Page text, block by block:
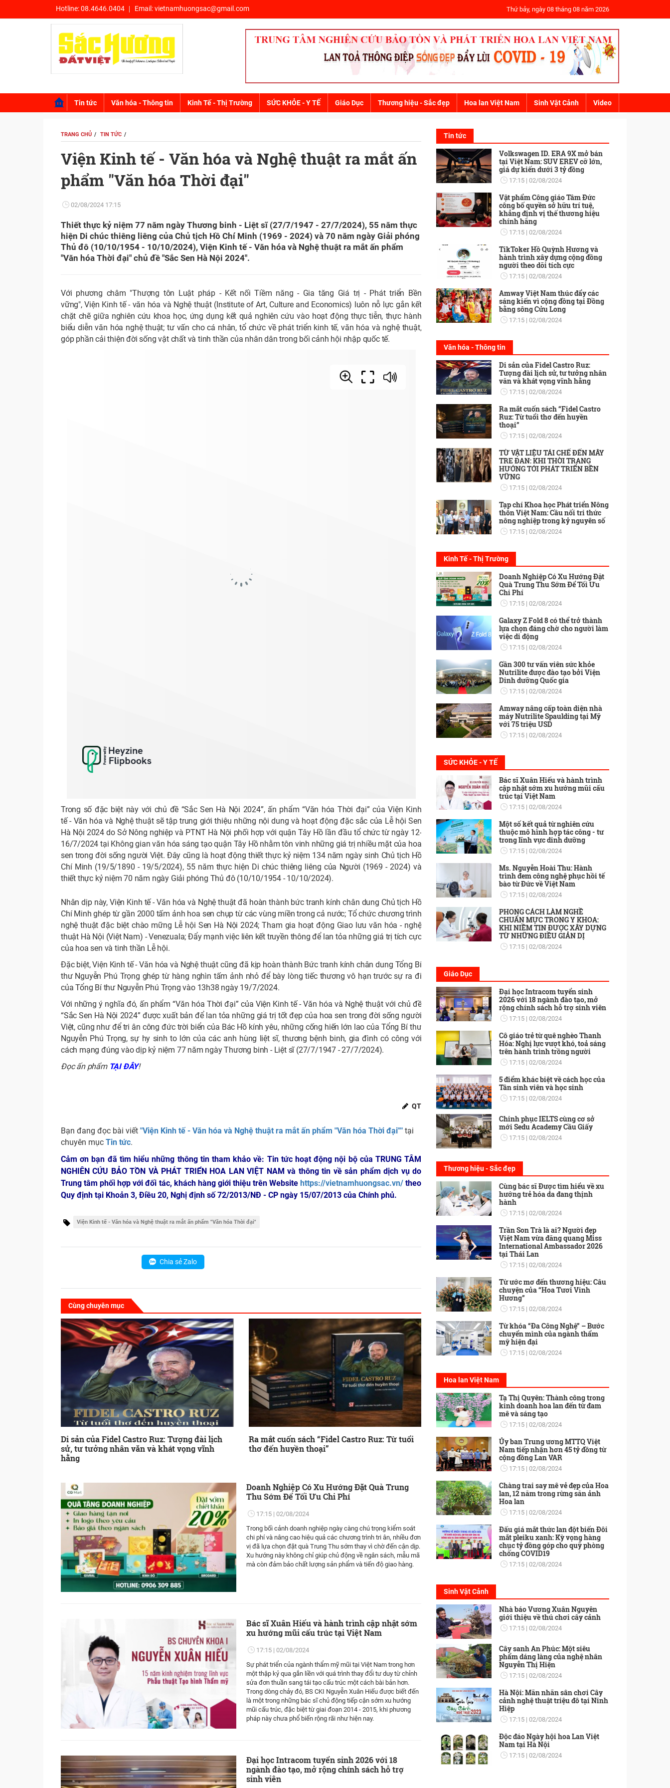
Hotline:08.4646.0404 Email:vietnamhuongsac@gmail.com Thứ bảy, ngày 08 tháng 08 năm 2026
Tin tức Văn hóa - Thông tin Kinh Tế - Thị Trường SỨC KHỎE - Y TẾ Giáo Dục Thương hiệu - Sắc đẹp Hoa lan Việt Nam Sinh Vật Cảnh Video
TRANG CHỦ TIN TỨC
Viện Kinh tế - Văn hóa và Nghệ thuật ra mắt ấn
phẩm "Văn hóa Thời đại"
02/08/2024 17:15
Thiết thực kỷ niệm 77 năm ngày Thương binh - Liệt sĩ (27/7/1947 - 27/7/2024), 55 năm thực
hiện Di chúc thiêng liêng của Chủ tịch Hồ Chí Minh (1969 - 2024) và 70 năm ngày Giải phóng
Thủ đô (10/10/1954 - 10/10/2024), Viện Kinh tế - Văn hóa và Nghệ thuật ra mắt ấn phẩm
"Văn hóa Thời đại" chủ đề "Sắc Sen Hà Nội 2024".
Với phương châm "Thượng tôn Luật pháp - Kết nối Tiềm năng - Gia tăng Giá trị - Phát triển Bền
vững", Viện Kinh tế - văn hóa và Nghệ thuật (Institute of Art, Culture and Economics) luôn nỗ lực gắn kết
chặt chẽ giữa nghiên cứu khoa học, ứng dụng kết quả nghiên cứu vào hoạt động thực tiễn, thực hành
biểu diễn văn hóa nghệ thuật; tư vấn cho cá nhân, tổ chức về phát triển kinh tế, văn hóa và nghệ thuật,
góp phần cải thiện đời sống vật chất và tinh thần của nhân dân trong bối cảnh hội nhập quốc tế.
Trong số đặc biệt này với chủ đề “Sắc Sen Hà Nội 2024”, ấn phẩm “Văn hóa Thời đại” của Viện Kinh
tế - Văn hóa và Nghệ thuật sẽ tập trung giới thiệu những nội dung và hoạt động đặc sắc của Lễ hội Sen
Hà Nội 2024 do Sở Nông nghiệp và PTNT Hà Nội phối hợp với quận Tây Hồ lần đầu tổ chức từ ngày 12-
16/7/2024 tại Không gian văn hóa sáng tạo quận Tây Hồ nhằm tôn vinh những giá trị nhiều mặt của hoa
sen trong đời sống người Việt. Đây cũng là hoạt động thiết thực kỷ niệm 134 năm ngày sinh Chủ tịch Hồ
Chí Minh (19/5/1890 - 19/5/2024), 55 năm thực hiện Di chúc thiêng liêng của Người (1969 - 2024) và
thiết thực kỷ niệm 70 năm ngày Giải phóng Thủ đô (10/10/1954 - 10/10/2024).
Nhân dịp này, Viện Kinh tế - Văn hóa và Nghệ thuật đã hoàn thành bức tranh kính chân dung Chủ tịch Hồ
Chí Minh ghép từ gần 2000 tấm ảnh hoa sen chụp từ các vùng miền trong cả nước; Tổ chức chương trình
nghệ thuật đặc biệt chào mững Lễ hội Sen Hà Nội 2024; Tham gia hoạt động Giao lưu văn hóa - nghệ
thuật Hà Nội (Việt Nam) - Venezuala; Đẩy mạnh việc liên kết truyền thông để lan tỏa những giá trị tích cực
của hoa sen và tinh thần Lễ hội.
Đặc biệt, Viện Kinh tế - Văn hóa và Nghệ thuật cũng đã kịp hoàn thành Bức tranh kính chân dung Tổng Bí
thư Nguyễn Phú Trọng ghép từ hàng nghìn tấm ảnh nhỏ để bày lòng tiếc thương vô hạn trước sự ra đi
của Tổng Bí thư Nguyễn Phú Trọng vào 13h38 ngày 19/7/2024.
Với những ý nghĩa đó, ấn phẩm “Văn hóa Thời đại” của Viện Kinh tế - Văn hóa và Nghệ thuật với chủ đề
“Sắc Sen Hà Nội 2024” được xuất bản để lan tỏa những giá trị tốt đẹp của hoa sen trong đời sống người
Việt, cũng như để tri ân công đức trời biển của Bác Hồ kính yêu, những cống hiến lớn lao của Tổng Bí thư
Nguyễn Phú Trọng, sự hy sinh to lớn của các anh hùng liệt sĩ, thương bệnh binh, gia đình có công với
cách mạng đúng vào dịp kỷ niệm 77 năm ngày Thương binh - Liệt sĩ (27/7/1947 - 27/7/2024).
Đọc ấn phẩm TẠI ĐÂY!
QT
Bạn đang đọc bài viết "Viện Kinh tế - Văn hóa và Nghệ thuật ra mắt ấn phẩm "Văn hóa Thời đại"" tại
chuyên mục Tin tức.
Cảm ơn bạn đã tìm hiểu những thông tin tham khảo về: Tin tức hoạt động nội bộ của TRUNG TÂM
NGHIÊN CỨU BẢO TỒN VÀ PHÁT TRIỂN HOA LAN VIỆT NAM và thông tin về sản phẩm dịch vụ do
Trung tâm phối hợp với đối tác, khách hàng giới thiệu trên Websitehttps://vietnamhuongsac.vn/ theo
Quy định tại Khoản 3, Điều 20, Nghị định số 72/2013/NĐ - CP ngày 15/07/2013 của Chính phủ.
Viện Kinh tế - Văn hóa và Nghệ thuật ra mắt ấn phẩm "Văn hóa Thời đại"
Chia sẻ Zalo
Cùng chuyên mục
Di sản của Fidel Castro Ruz: Tượng đài lịch
sử, tư tưởng nhân văn và khát vọng vĩnh
hằng
Ra mắt cuốn sách “Fidel Castro Ruz: Từ tuổi
thơ đến huyền thoại”
Doanh Nghiệp Có Xu Hướng Đặt Quà Trung
Thu Sớm Để Tối Ưu Chi Phí
17:15
02/08/2024
Trong bối cảnh doanh nghiệp ngày càng chú trọng kiểm soát
chi phí và nâng cao hiệu quả các chương trình tri ân, nhiều đơn
vị đã lựa chọn đặt quà Trung Thu sớm thay vì chờ đến cận dịp.
Xu hướng này không chỉ giúp chủ động về ngân sách, mẫu mã
mà còn đảm bảo chất lượng sản phẩm và tiến độ giao hàng.
Bác sĩ Xuân Hiếu và hành trình cập nhật sớm
xu hướng mũi cấu trúc tại Việt Nam
17:15
02/08/2024
Sự phát triển của ngành thẩm mỹ mũi tại Việt Nam trong hơn
một thập kỷ qua gắn liền với quá trình thay đổi tư duy từ chỉnh
sửa đơn thuần sang tái tạo cấu trúc một cách bài bản hơn.
Trong dòng chảy đó, BS CKI Nguyễn Xuân Hiếu được biết đến
là một trong những bác sĩ chủ động tiếp cận sớm xu hướng
mũi cấu trúc, đặc biệt từ giai đoạn 2014 - 2015, khi phương
pháp này chưa phổ biến rộng rãi như hiện nay.
Đại học Intracom tuyển sinh 2026 với 18
ngành đào tạo, mở rộng chính sách hỗ trợ
sinh viên
Tin tức
Volkswagen ID. ERA 9X mở bán
tại Việt Nam: SUV EREV cỡ lớn,
giá dự kiến dưới 3 tỷ đồng
17:15 02/08/2024
Vật phẩm Công giáo Tâm Đức
công bố quyền sở hữu trí tuệ,
khẳng định vị thế thương hiệu
chính hãng
17:15 02/08/2024
TikToker Hồ Quỳnh Hương và
hành trình xây dựng cộng đồng
người theo dõi tích cực
17:15 02/08/2024
Amway Việt Nam thúc đẩy các
sáng kiến vì cộng đồng tại Đồng
bằng sông Cửu Long
17:15 02/08/2024
Văn hóa - Thông tin
Di sản của Fidel Castro Ruz:
Tượng đài lịch sử, tư tưởng nhân
văn và khát vọng vĩnh hằng
17:15 02/08/2024
Ra mắt cuốn sách “Fidel Castro
Ruz: Từ tuổi thơ đến huyền
thoại”
17:15 02/08/2024
TỪ VẬT LIỆU TÁI CHẾ ĐẾN MÂY
TRE ĐAN: KHI THỜI TRANG
HƯỚNG TỚI PHÁT TRIỂN BỀN
VỮNG
17:15 02/08/2024
Tạp chí Khoa học Phát triển Nông
thôn Việt Nam: Cầu nối tri thức
nông nghiệp trong kỷ nguyên số
17:15 02/08/2024
Kinh Tế - Thị Trường
Doanh Nghiệp Có Xu Hướng Đặt
Quà Trung Thu Sớm Để Tối Ưu
Chi Phí
17:15 02/08/2024
Galaxy Z Fold 8 có thể trở thành
lựa chọn đáng chờ cho người làm
việc di động
17:15 02/08/2024
Gần 300 tư vấn viên sức khỏe
Nutrilite được đào tạo bởi Viện
Dinh dưỡng Quốc gia
17:15 02/08/2024
Amway nâng cấp toàn diện nhà
máy Nutrilite Spaulding tại Mỹ
với 75 triệu USD
17:15 02/08/2024
SỨC KHỎE - Y TẾ
Bác sĩ Xuân Hiếu và hành trình
cập nhật sớm xu hướng mũi cấu
trúc tại Việt Nam
17:15 02/08/2024
Một số kết quả từ nghiên cứu
thuộc mô hình hợp tác công - tư
trong lĩnh vực dinh dưỡng
17:15 02/08/2024
Ms. Nguyễn Hoài Thu: Hành
trình đem công nghệ phục hồi tế
bào từ Đức về Việt Nam
17:15 02/08/2024
PHONG CÁCH LÀM NGHỀ
CHUẨN MỰC TRONG Y KHOA:
KHI NIỀM TIN ĐƯỢC XÂY DỰNG
TỪ NHỮNG ĐIỀU GIẢN DỊ
17:15 02/08/2024
Giáo Dục
Đại học Intracom tuyển sinh
2026 với 18 ngành đào tạo, mở
rộng chính sách hỗ trợ sinh viên
17:15 02/08/2024
Cô giáo trẻ từ quê nghèo Thanh
Hóa: Nghị lực vượt khó, toả sáng
trên hành trình trồng người
17:15 02/08/2024
5 điểm khác biệt về cách học của
Tân sinh viên và học sinh
17:15 02/08/2024
Chinh phục IELTS cùng cơ sở
mới Sedu Academy Cầu Giấy
17:15 02/08/2024
Thương hiệu - Sắc đẹp
Cùng bác sĩ Được tìm hiểu về xu
hướng trẻ hóa da đang thịnh
hành
17:15 02/08/2024
Trần Son Trà là ai? Người đẹp
Việt Nam vừa đăng quang Miss
International Ambassador 2026
tại Thái Lan
17:15 02/08/2024
Từ ước mơ đến thương hiệu: Câu
chuyện của “Hoa Tươi Vinh
Hương”
17:15 02/08/2024
Từ khóa “Đa Công Nghệ” – Bước
chuyển mình của ngành thẩm
mỹ hiện đại
17:15 02/08/2024
Hoa lan Việt Nam
Tạ Thị Quyên: Thành công trong
kinh doanh hoa lan đến từ đam
mê và sáng tạo
17:15 02/08/2024
Ủy ban Trung ương MTTQ Việt
Nam tiếp nhận hơn 45 tỷ đồng từ
cộng đồng Lan VAR
17:15 02/08/2024
Chàng trai say mê vẻ đẹp của Hoa
lan, 12 năm trong rừng săn ảnh
Hoa lan
17:15 02/08/2024
Đấu giá mắt thức lan đột biến Đôi
mắt pleiku xanh: Kỳ vọng hàng
chục tỷ đồng góp cho quỹ phòng
chống COVID19
17:15 02/08/2024
Sinh Vật Cảnh
Nhà báo Vương Xuân Nguyên
giới thiệu về thú chơi cây cảnh
17:15 02/08/2024
Cây sanh An Phúc: Một siêu
phẩm dáng làng của nghệ nhân
Nguyễn Thị Hiện
17:15 02/08/2024
Hà Nội: Mãn nhãn sân chơi Cây
cảnh nghệ thuật triệu đô tại Ninh
Hiệp
17:15 02/08/2024
Độc đáo Ngày hội hoa Lan Việt
Nam tại Hà Nội
17:15 02/08/2024